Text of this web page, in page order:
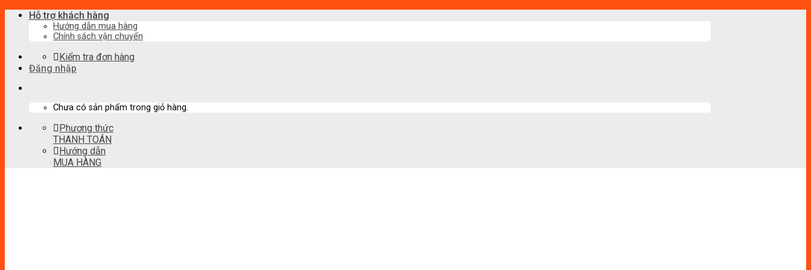
Skip
Hỗ trợ khách hàng
Hướng dẫn mua hàng
Chính sách vận chuyển
Kiểm tra đơn hàng
Đăng nhập
Chưa có sản phẩm trong giỏ hàng.
Phương thức
THANH TOÁN
Hướng dẫn
MUA HÀNG